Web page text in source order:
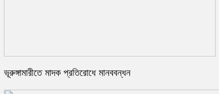
ভূরুঙ্গামারীতে মাদক প্রতিরোধে মানববন্ধন